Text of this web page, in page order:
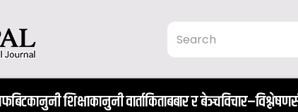
कानुनी शिक्षाकानुनी वार्ताकिताबबार र बेञ्चविचार–विश्लेषण